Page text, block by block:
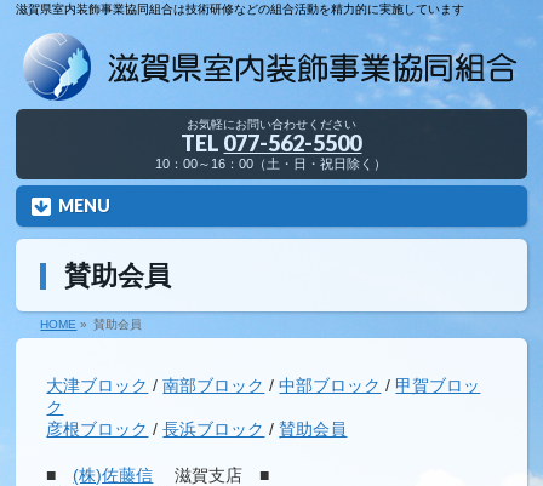
滋賀県室内装飾事業協同組合は技術研修などの組合活動を精力的に実施しています
お気軽にお問い合わせください
TEL 077-562-5500
10：00～16：00（土・日・祝日除く）
MENU
賛助会員
HOME » 賛助会員
大津ブロック /南部ブロック /中部ブロック / 甲賀ブロッ
ク
彦根ブロック /長浜ブロック /賛助会員
■(株)佐藤信 滋賀支店 ■